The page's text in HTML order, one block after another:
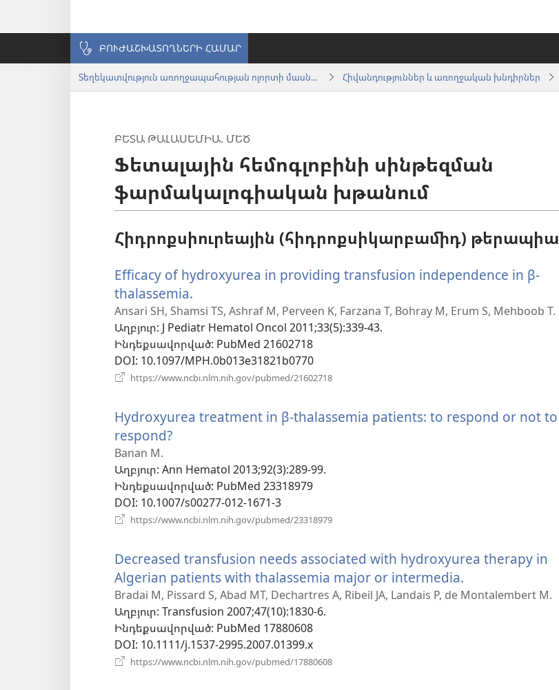
ԲՈՒԺԱՇԽԱՏՈՂՆԵՐԻ ՀԱՄԱՐ
Տեղեկատվություն առողջապահության ոլորտի մասնագետների համար Հիվանդություններ և առողջական խնդիրներ
ԲԵՏԱ ԹԱԼԱՍԵՄԻԱ. ՄԵԾ
Ֆետալային հեմոգլոբինի սինթեզման
ֆարմակալոգիական խթանում
Հիդրոքսիուրեային (հիդրոքսիկարբամիդ) թերապիա
Efficacy of hydroxyurea in providing transfusion independence in β-
thalassemia.
է
նոր
պատուհան)
Ansari SH, Shamsi TS, Ashraf M, Perveen K, Farzana T, Bohray M, Erum S, Mehboob T.
Աղբյուր‎: J Pediatr Hematol Oncol 2011;33(5):339-43.
Ինդեքսավորված‎: PubMed 21602718
DOI‎: 10.1097/MPH.0b013e31821b0770
https://www.ncbi.nlm.nih.gov/pubmed/21602718
պատուհան)
Hydroxyurea treatment in β-thalassemia patients: to respond or not to
respond?
նոր
պատուհան)
Banan M.
Աղբյուր‎: Ann Hematol 2013;92(3):289-99.
Ինդեքսավորված‎: PubMed 23318979
DOI‎: 10.1007/s00277-012-1671-3
https://www.ncbi.nlm.nih.gov/pubmed/23318979
պատուհան)
Decreased transfusion needs associated with hydroxyurea therapy in
Algerian patients with thalassemia major or intermedia.
է
Bradai M, Pissard S, Abad MT, Dechartres A, Ribeil JA, Landais P, de Montalembert M.
Աղբյուր‎: Transfusion 2007;47(10):1830-6.
Ինդեքսավորված‎: PubMed 17880608
DOI‎: 10.1111/j.1537-2995.2007.01399.x
https://www.ncbi.nlm.nih.gov/pubmed/17880608